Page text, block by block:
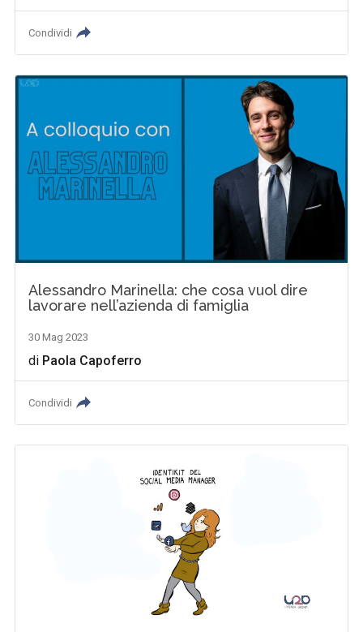
Condividi
Alessandro Marinella: che cosa vuol dire
lavorare nell’azienda di famiglia
30 Mag 2023
di Paola Capoferro
Condividi